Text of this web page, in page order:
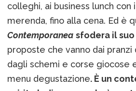
colleghi, ai business lunch con
merenda, fino alla cena. Ed è
Contemporanea sfodera il
proposte che vanno dai pranzi
dagli schemi e corse giocose
menu degustazione. È un